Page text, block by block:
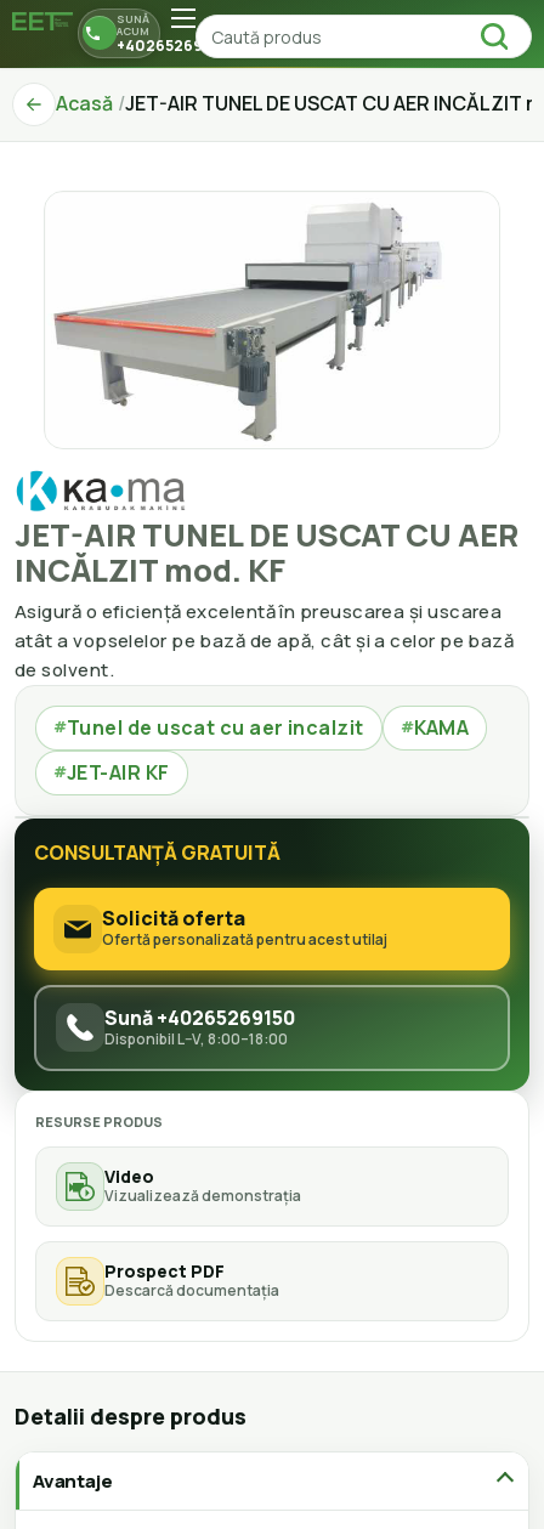
SUNĂ
ACUM
+40265269150
Acasă JET-AIR TUNEL DE USCAT CU AER INCĂLZIT
JET-AIR TUNEL DE USCAT CU AER
INCĂLZIT mod. KF
Asigură o eficiență excelentă în preuscarea și uscarea
atât a vopselelor pe bază de apă, cât și a celor pe bază
de solvent.
#Tunel de uscat cu aer incalzit #KAMA
#JET-AIR KF
CONSULTANȚĂ GRATUITĂ
Solicită oferta
Ofertă personalizată pentru acest utilaj
Sună +40265269150
Disponibil L–V, 8:00–18:00
RESURSE PRODUS
Video
Vizualizează demonstrația
Prospect PDF
Descarcă documentația
Detalii despre produs
Avantaje